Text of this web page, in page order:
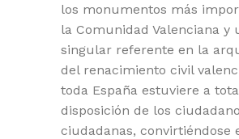
los monumentos más
la Comunidad Valenciana y
singular referente en la
del renacimiento civil
toda España estuviere a
disposición de los
ciudadanas, convirtiéndose